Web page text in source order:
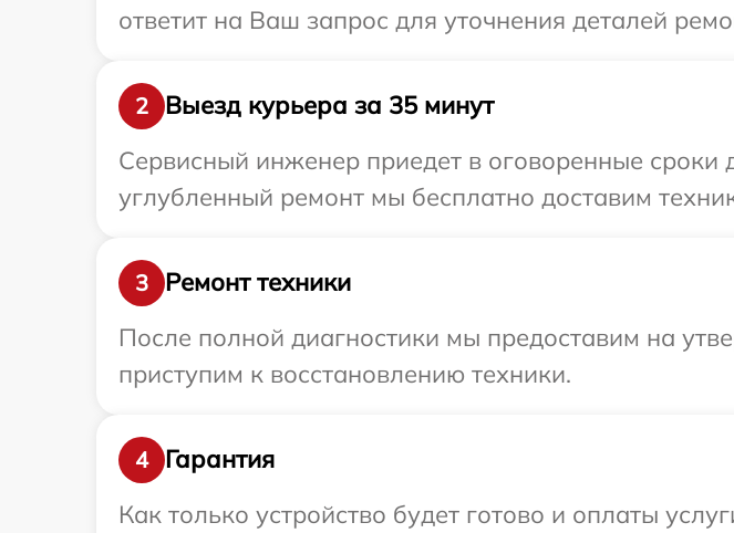
ответит на Ваш запрос для уточнения деталей
2
Выезд курьера за 35 минут
Сервисный инженер приедет в оговоренные сроки
углубленный ремонт мы бесплатно доставим
3
Ремонт техники
После полной диагностики мы предоставим на
приступим к восстановлению техники.
4
Гарантия
Как только устройство будет готово и оплаты